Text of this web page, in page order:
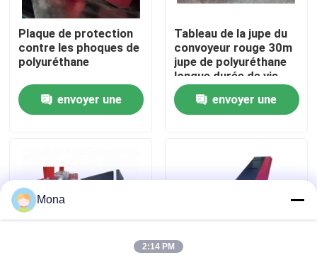
Visite d'usine
Contact
Revêtement en céramique d'usage
Revêtement en céramique d'alumine
Plaque de protection
contre les phoques de
polyuréthane
envoyer une
Tableau de la jupe du
convoyeur rouge 30m
jupe de polyuréthane
longue durée de vie
envoyer une
Mona
2:14 PM